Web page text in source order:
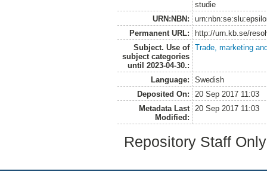
studie
URN:NBN:
Permanent URL:
http://urn.kb.se/
Subject. Use of
subject categories
until 2023-04-30.:
Trade, marketing
Language:
Swedish
Deposited On:
20 Sep 2017 11:03
Metadata Last
Modified:
20 Sep 2017 11:03
Repository Staff